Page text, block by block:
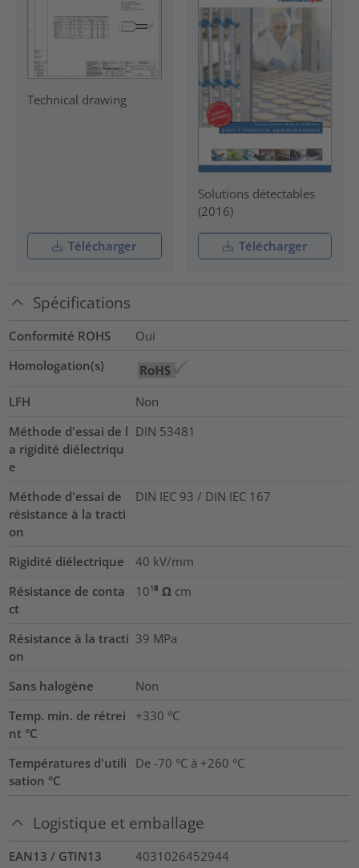
Technical drawing
Télécharger
Solutions détectables
(2016)
Télécharger
Spécifications
Conformité ROHS
Oui
Homologation(s)
LFH
Non
Méthode d'essai de l
a rigidité diélectriqu
e
DIN 53481
Méthode d'essai de
résistance à la tracti
on
DIN IEC 93 / DIN IEC 167
Rigidité diélectrique 40 kV/mm
Résistance de conta
ct
10¹⁸ Ω cm
Résistance à la tracti
on
39 MPa
Sans halogène
Non
Temp. min. de rétrei
nt °C
+330 °C
Températures d'utili
sation °C
De -70 °C à +260 °C
Logistique et emballage
EAN13 / GTIN13
4031026452944